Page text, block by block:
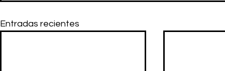
Entradas recientes